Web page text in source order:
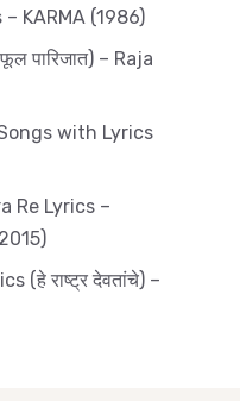
KARMA (1986)
पारिजात) – Raja
with Lyrics
Re Lyrics –
(हे राष्ट्र देवतांचे) –